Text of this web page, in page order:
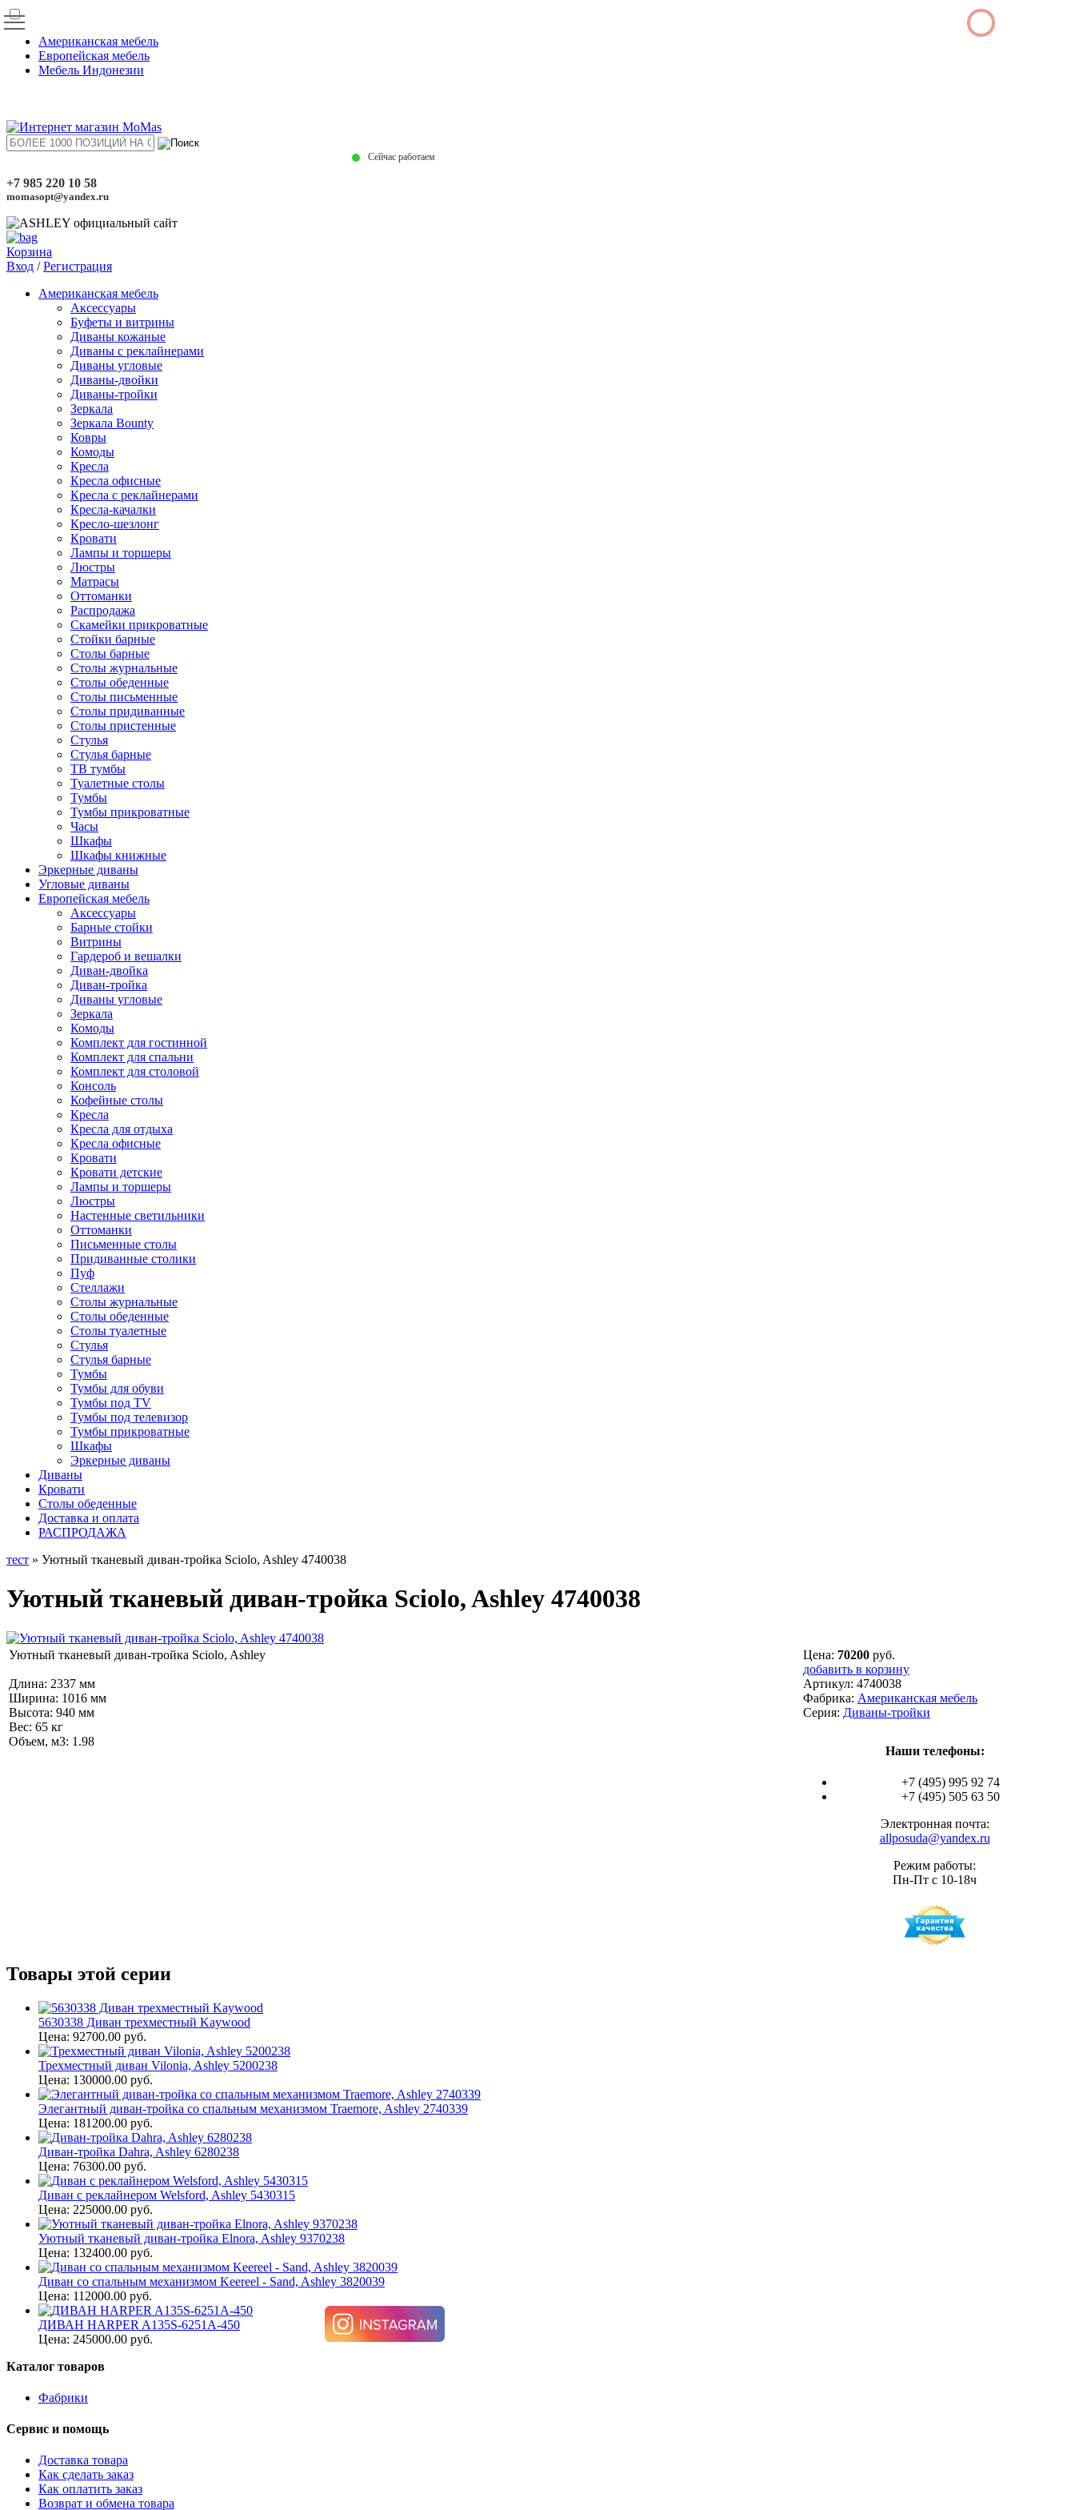
Американская мебель
Европейская мебель
Мебель Индонезии
Сейчас работаем
+7 985 220 10 58
momasopt@yandex.ru
Корзина
Вход /Регистрация
Американская мебель
Аксессуары
Буфеты и витрины
Диваны кожаные
Диваны с реклайнерами
Диваны угловые
Диваны-двойки
Диваны-тройки
Зеркала
Зеркала Bounty
Ковры
Комоды
Кресла
Кресла офисные
Кресла с реклайнерами
Кресла-качалки
Кресло-шезлонг
Кровати
Лампы и торшеры
Люстры
Матрасы
Оттоманки
Распродажа
Скамейки прикроватные
Стойки барные
Столы барные
Столы журнальные
Столы обеденные
Столы письменные
Столы придиванные
Столы пристенные
Стулья
Стулья барные
ТВ тумбы
Туалетные столы
Тумбы
Тумбы прикроватные
Часы
Шкафы
Шкафы книжные
Эркерные диваны
Угловые диваны
Европейская мебель
Аксессуары
Барные стойки
Витрины
Гардероб и вешалки
Диван-двойка
Диван-тройка
Диваны угловые
Зеркала
Комоды
Комплект для гостинной
Комплект для спальни
Комплект для столовой
Консоль
Кофейные столы
Кресла
Кресла для отдыха
Кресла офисные
Кровати
Кровати детские
Лампы и торшеры
Люстры
Настенные светильники
Оттоманки
Письменные столы
Придиванные столики
Пуф
Стеллажи
Столы журнальные
Столы обеденные
Столы туалетные
Стулья
Стулья барные
Тумбы
Тумбы для обуви
Тумбы под TV
Тумбы под телевизор
Тумбы прикроватные
Шкафы
Эркерные диваны
Диваны
Кровати
Столы обеденные
Доставка и оплата
РАСПРОДАЖА
тест » Уютный тканевый диван-тройка Sciolo, Ashley 4740038
Уютный тканевый диван-тройка Sciolo, Ashley 4740038
Уютный тканевый диван-тройка Sciolo, Ashley
Длина: 2337 мм
Ширина: 1016 мм
Высота: 940 мм
Вес: 65 кг
Объем, м3: 1.98
Цена: 70200 руб.
добавить в корзину
Артикул: 4740038
Фабрика: Американская мебель
Серия: Диваны-тройки
Наши телефоны:
+7 (495) 995 92 74
+7 (495) 505 63 50
Электронная почта:
allposuda@yandex.ru
Режим работы:
Пн-Пт с 10-18ч
Товары этой серии
5630338 Диван трехместный Kaywood
Цена: 92700.00 руб.
Трехместный диван Vilonia, Ashley 5200238
Цена: 130000.00 руб.
Элегантный диван-тройка со спальным механизмом Traemore, Ashley 2740339
Цена: 181200.00 руб.
Диван-тройка Dahra, Ashley 6280238
Цена: 76300.00 руб.
Диван с реклайнером Welsford, Ashley 5430315
Цена: 225000.00 руб.
Уютный тканевый диван-тройка Elnora, Ashley 9370238
Цена: 132400.00 руб.
Диван со спальным механизмом Keereel - Sand, Ashley 3820039
Цена: 112000.00 руб.
ДИВАН HARPER A135S-6251А-450
Цена: 245000.00 руб.
Каталог товаров
Фабрики
Сервис и помощь
Доставка товара
Как сделать заказ
Как оплатить заказ
Возврат и обмена товара